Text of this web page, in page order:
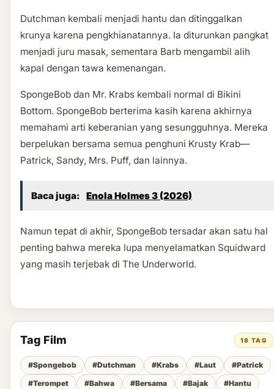
Dutchman kembali menjadi hantu dan ditinggalkan
krunya karena pengkhianatannya. Ia diturunkan pangkat
menjadi juru masak, sementara Barb mengambil alih
kapal dengan tawa kemenangan.
SpongeBob dan Mr. Krabs kembali normal di Bikini
Bottom. SpongeBob berterima kasih karena akhirnya
memahami arti keberanian yang sesungguhnya. Mereka
berpelukan bersama semua penghuni Krusty Krab—
Patrick, Sandy, Mrs. Puff, dan lainnya.
Baca juga: Enola Holmes 3 (2026)
Namun tepat di akhir, SpongeBob tersadar akan satu hal
penting bahwa mereka lupa menyelamatkan Squidward
yang masih terjebak di The Underworld.
Tag Film 18 TAG
#Spongebob #Dutchman #Krabs #Laut
#Patrick
#Terompet
#Bahwa #Bersama #Bajak
#Hantu